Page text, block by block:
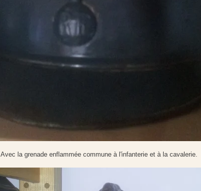
Avec la grenade enflammée commune à l'infanterie et à la cavalerie.